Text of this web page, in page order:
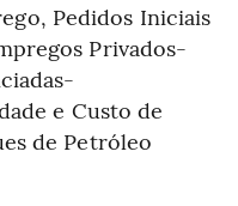
Pedidos Iniciais
Privados-
e Custo de
de Petróleo